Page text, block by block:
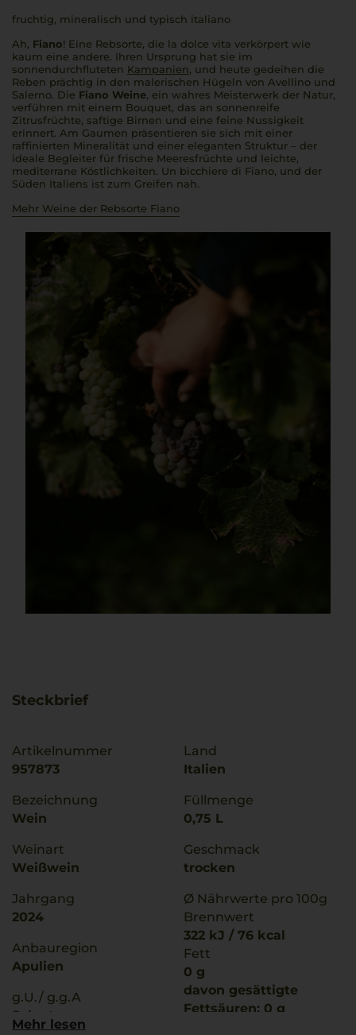
fruchtig, mineralisch und typisch italiano
Ah, Fiano! Eine Rebsorte, die la dolce vita verkörpert wie
kaum eine andere. Ihren Ursprung hat sie im
sonnendurchfluteten Kampanien, und heute gedeihen die
Reben prächtig in den malerischen Hügeln von Avellino und
Salerno. Die Fiano Weine, ein wahres Meisterwerk der Natur,
verführen mit einem Bouquet, das an sonnenreife
Zitrusfrüchte, saftige Birnen und eine feine Nussigkeit
erinnert. Am Gaumen präsentieren sie sich mit einer
raffinierten Mineralität und einer eleganten Struktur – der
ideale Begleiter für frische Meeresfrüchte und leichte,
mediterrane Köstlichkeiten. Un bicchiere di Fiano, und der
Süden Italiens ist zum Greifen nah.
Mehr Weine der Rebsorte Fiano
Steckbrief
Artikelnummer
957873
Bezeichnung
Wein
Weinart
Weißwein
Jahrgang
2024
Anbauregion
Apulien
g.U./ g.g.A
Salento
Land
Italien
Füllmenge
0,75 L
Geschmack
trocken
Ø Nährwerte pro 100g
Brennwert
322 kJ / 76 kcal
Fett
0 g
davon gesättigte
Fettsäuren: 0 g
Mehr lesen